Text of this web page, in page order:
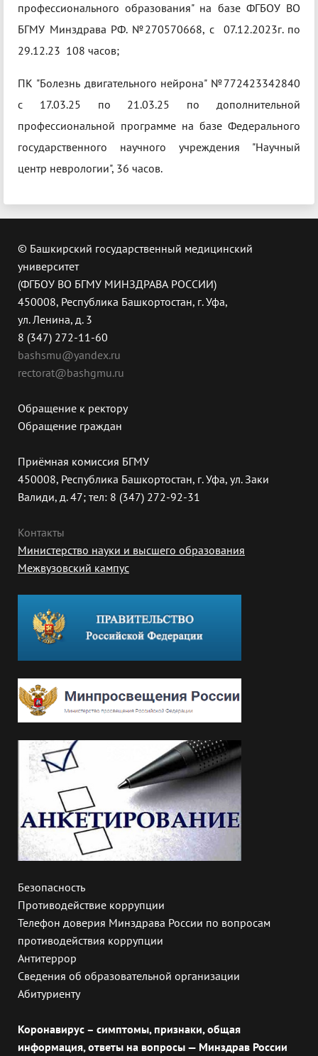
профессионального образования" на базе ФГБОУ ВО
БГМУ Минздрава РФ. №270570668, с 07.12.2023г. по
29.12.23 108 часов;
ПК "Болезнь двигательного нейрона" №772423342840
с 17.03.25 по 21.03.25 по дополнительной
профессиональной программе на базе Федерального
государственного научного учреждения "Научный
центр неврологии", 36 часов.
© Башкирский государственный медицинский
университет
(ФГБОУ ВО БГМУ МИНЗДРАВА РОССИИ)
450008, Республика Башкортостан, г. Уфа,
ул. Ленина, д. 3
8 (347) 272-11-60
bashsmu@yandex.ru
rectorat@bashgmu.ru
Обращение к ректору
Обращение граждан
Приёмная комиссия БГМУ
450008, Республика Башкортостан, г. Уфа, ул. Заки
Валиди, д. 47; тел: 8 (347) 272-92-31
Контакты
Министерство науки и высшего образования
Межвузовский кампус
Безопасность
Противодействие коррупции
Телефон доверия Минздрава России по вопросам
противодействия коррупции
Антитеррор
Сведения об образовательной организации
Абитуриенту
Коронавирус – симптомы, признаки, общая
информация, ответы на вопросы — Минздрав России